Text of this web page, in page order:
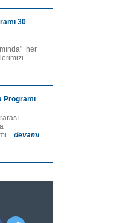
30
her
Programı
devamı